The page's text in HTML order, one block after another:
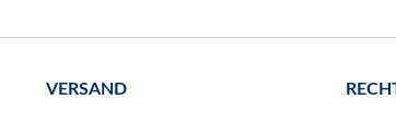
VERSAND